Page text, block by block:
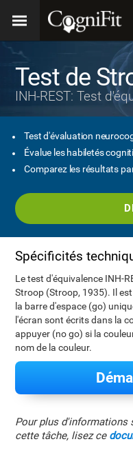
Test de
INH-REST: Test
Test d'évaluation
Évalue les habiletés
Comparez les résultats
Spécificités
Le test d'équivalence INH-
Stroop (Stroop, 1935). Il
la barre d'espace (go)
l'écran sont écrits dans la
appuyer (no go) si la
nom de la couleur.
Pour plus d'informations
cette tâche, lisez ce